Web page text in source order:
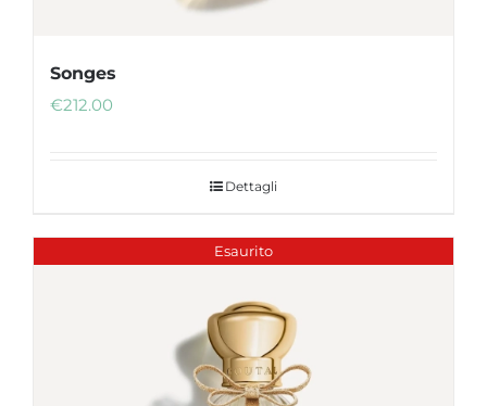
Songes
€212.00
Dettagli
Esaurito